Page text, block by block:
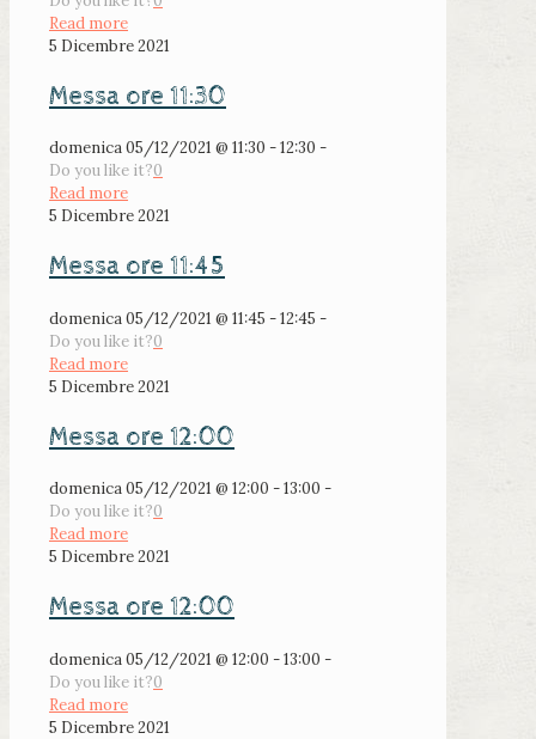
Read more
5 Dicembre 2021
Messa ore 11:30
domenica 05/12/2021 @ 11:30 - 12:30 -
Do you like it?0
Read more
5 Dicembre 2021
Messa ore 11:45
domenica 05/12/2021 @ 11:45 - 12:45 -
Do you like it?0
Read more
5 Dicembre 2021
Messa ore 12:00
domenica 05/12/2021 @ 12:00 - 13:00 -
Do you like it?0
Read more
5 Dicembre 2021
Messa ore 12:00
domenica 05/12/2021 @ 12:00 - 13:00 -
Do you like it?0
Read more
5 Dicembre 2021